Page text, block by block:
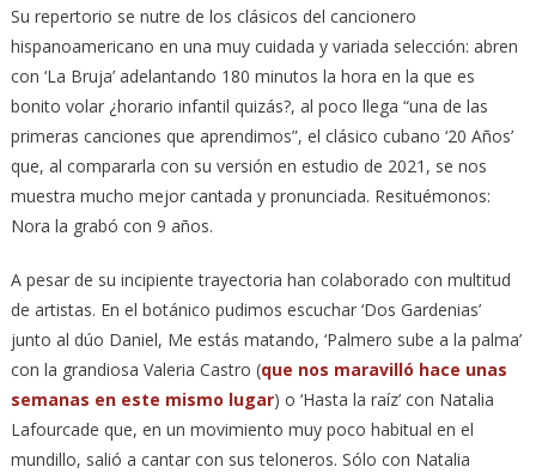
Su repertorio se nutre de los clásicos del cancionero
hispanoamericano en una muy cuidada y variada selección: abren
con ‘La Bruja’ adelantando 180 minutos la hora en la que es
bonito volar ¿horario infantil quizás?, al poco llega “una de las
primeras canciones que aprendimos”, el clásico cubano ‘20 Años’
que, al compararla con su versión en estudio de 2021, se nos
muestra mucho mejor cantada y pronunciada. Resituémonos:
Nora la grabó con 9 años.
A pesar de su incipiente trayectoria han colaborado con multitud
de artistas. En el botánico pudimos escuchar ‘Dos Gardenias’
junto al dúo Daniel, Me estás matando, ‘Palmero sube a la palma’
con la grandiosa Valeria Castro (que nos maravilló hace unas
semanas en este mismo lugar) o ‘Hasta la raíz’ con Natalia
Lafourcade que, en un movimiento muy poco habitual en el
mundillo, salió a cantar con sus teloneros. Sólo con Natalia